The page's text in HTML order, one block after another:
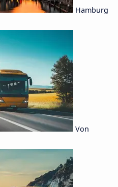
Hamburg
Von